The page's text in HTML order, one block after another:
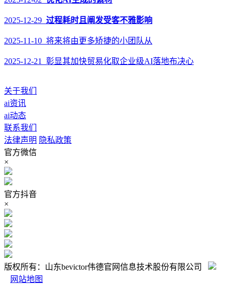
2025-12-29 过程耗时且阐发受客不雅影响
2025-11-10 将来将由更多矫捷的小团队从
2025-12-21 彰显其加快贸易化取企业级AI落地布决心
关于我们
ai资讯
ai动态
联系我们
法律声明 隐私政策
官方微信
×
官方抖音
×
版权所有：山东bevictor伟德官网信息技术股份有限公司
网站地图